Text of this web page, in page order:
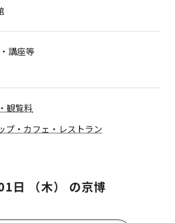
講座等
観覧料
プ・カフェ・レストラン
日 （木） の京博